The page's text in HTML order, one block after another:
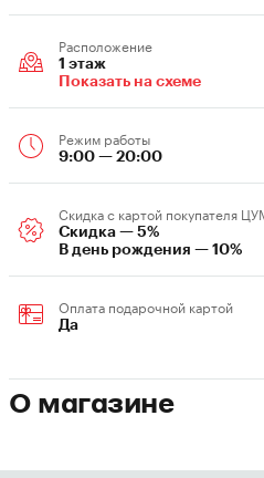
Расположение
1 этаж
Показать на схеме
Режим работы
9:00 — 20:00
Скидка c картой покупателя
Скидка — 5%
В день рождения — 10%
Оплата подарочной картой
Да
О магазине